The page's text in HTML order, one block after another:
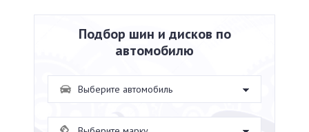
Подбор шин и дисков по
автомобилю